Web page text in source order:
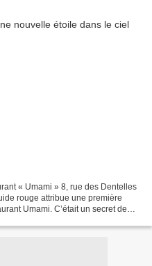
« Umami » 8, rue des Dentelles
rouge attribue une première
Umami. C’était un secret de